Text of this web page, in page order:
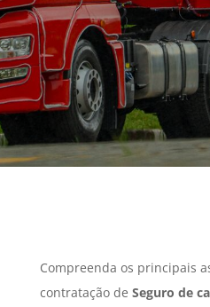
Compreenda os principais
contratação de Seguro de